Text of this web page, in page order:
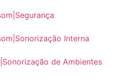
Interna
de Ambientes